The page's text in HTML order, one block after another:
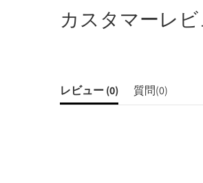
カスタマーレ
レビュー (0) 質問(0)